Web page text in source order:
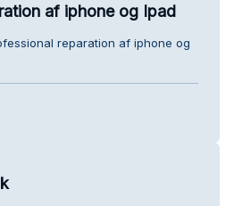
af iphone og Ipad
reparation af iphone og